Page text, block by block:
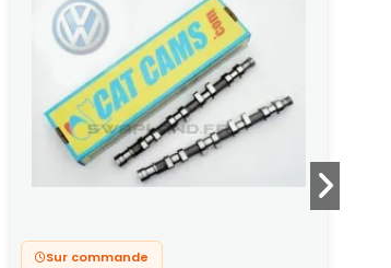
Sur commande